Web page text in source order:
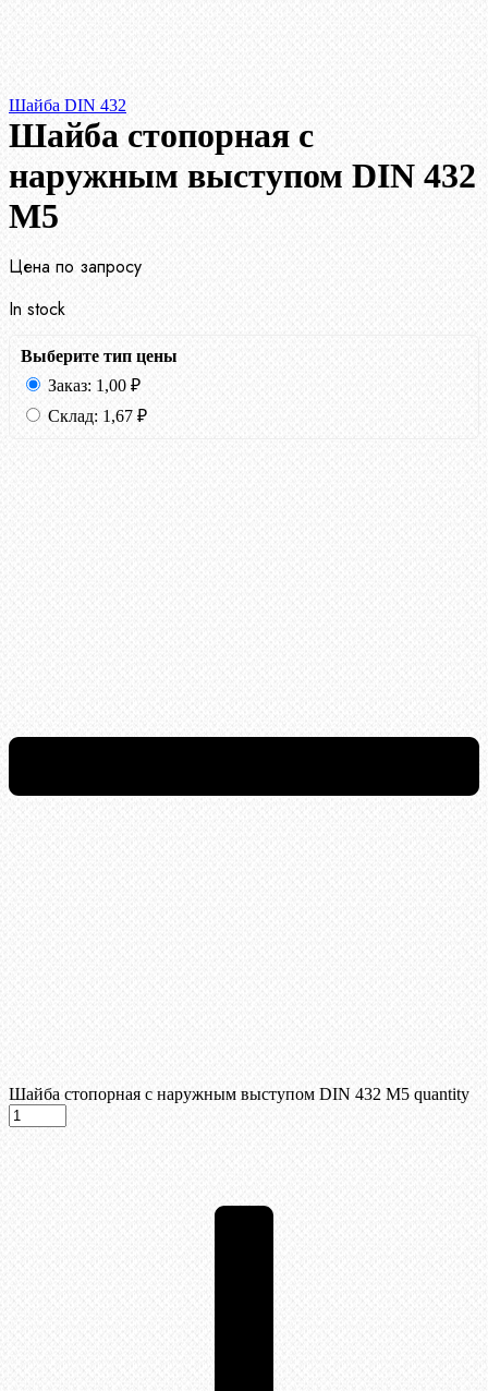
Шайба DIN 432
Шайба стопорная с
наружным выступом DIN 432
М5
Цена по запросу
In stock
Выберите тип цены
Заказ: 1,00 ₽
Склад: 1,67 ₽
Шайба стопорная с наружным выступом DIN 432 М5 quantity